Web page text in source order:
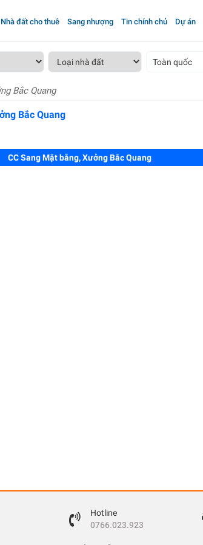
Nhà đất cho thuê Sang nhượng Tin chính chủ Dự án
Toàn quốc
Bắc Quang
Bắc Quang
CC Sang Mặt bằng, Xưởng Bắc Quang
Hotline
0766.023.923